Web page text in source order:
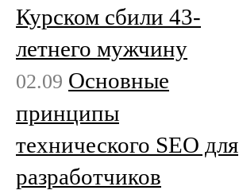
Курском сбили 43-
летнего мужчину
02.09 Основные
принципы
технического SEO для
разработчиков